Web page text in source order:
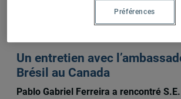
Sur le même sujet
Un entretien avec
Brésil au Canada
Pablo Gabriel Ferreira a rencontré
Préférences